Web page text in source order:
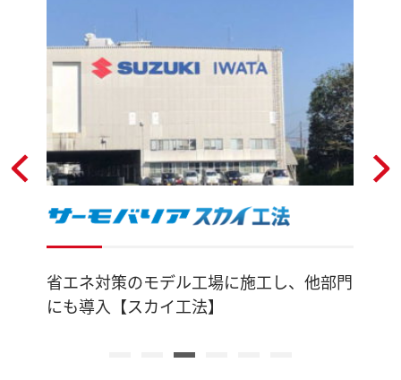
省エネ対策のモデル工場に施工し、他部門
にも導入【スカイ工法】